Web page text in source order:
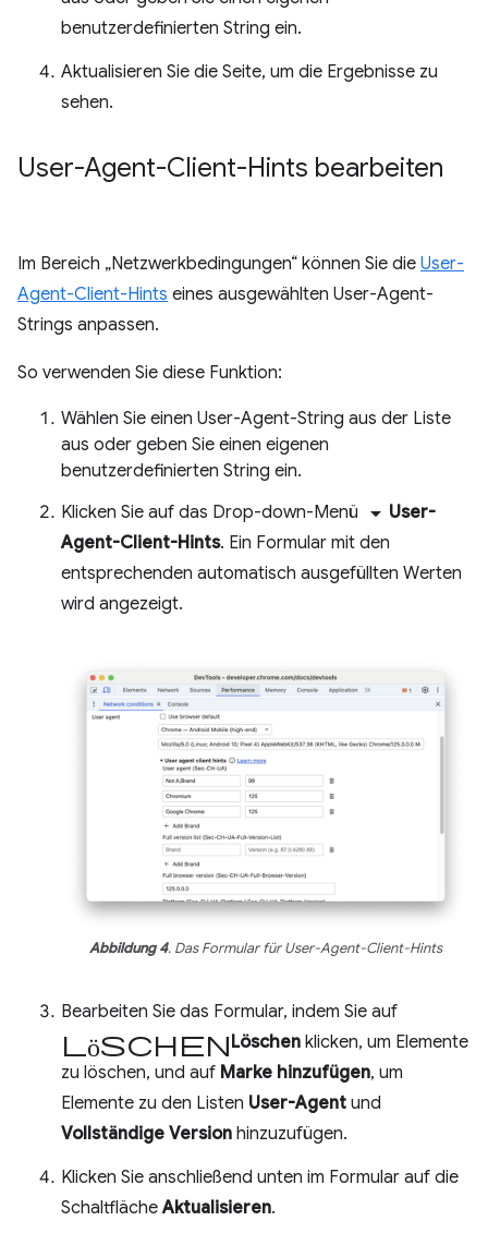
benutzerdefinierten String ein.
Aktualisieren Sie die Seite, um die Ergebnisse zu
sehen.
User-Agent-Client-Hints bearbeiten
Im Bereich „Netzwerkbedingungen“ können Sie die User-
Agent-Client-Hints eines ausgewählten User-Agent-
Strings anpassen.
So verwenden Sie diese Funktion:
Wählen Sie einen User-Agent-String aus der Liste
aus oder geben Sie einen eigenen
benutzerdefinierten String ein.
Klicken Sie auf das Drop-down-Menü arrow_drop_down User-
Agent-Client-Hints. Ein Formular mit den
entsprechenden automatisch ausgefüllten Werten
wird angezeigt.
Abbildung 4. Das Formular für User-Agent-Client-Hints
Bearbeiten Sie das Formular, indem Sie auf
LöschenLöschen klicken, um Elemente
zu löschen, und auf Marke hinzufügen, um
Elemente zu den Listen User-Agent und
Vollständige Version hinzuzufügen.
Klicken Sie anschließend unten im Formular auf die
SchaltflächeAktualisieren.